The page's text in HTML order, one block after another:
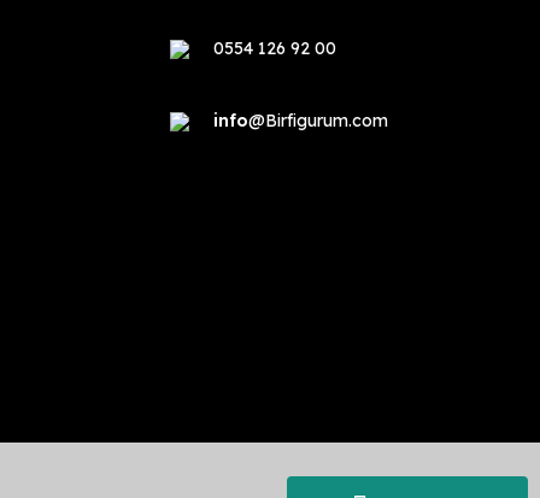
0554 126 92 00
info@Birfigurum.com